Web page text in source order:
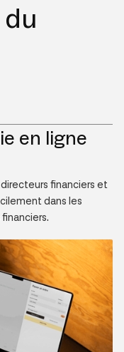
en ligne
financiers et
dans les